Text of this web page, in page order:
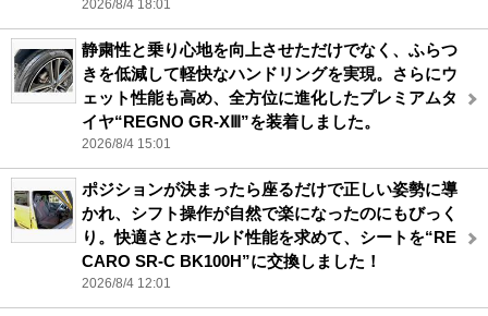
2026/8/4 18:01
静粛性と乗り心地を向上させただけでなく、ふらつ
きを低減して軽快なハンドリングを実現。さらにウ
ェット性能も高め、全方位に進化したプレミアムタ
イヤ“REGNO GR-XⅢ”を装着しました。
2026/8/4 15:01
ポジションが決まったら座るだけで正しい姿勢に導
かれ、シフト操作が自然で楽になったのにもびっく
り。快適さとホールド性能を求めて、シートを“RE
CARO SR-C BK100H”に交換しました！
2026/8/4 12:01